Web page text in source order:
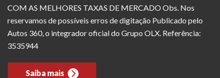
COM AS MELHORES TAXAS DE MERCADO Obs. Nos
reservamos de possíveis erros de digitação Publicado pelo
Autos 360, o integrador oficial do Grupo OLX. Referência:
3535944
Saiba mais